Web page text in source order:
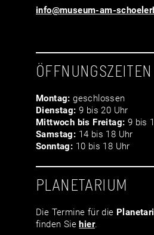
info@museum-am-
Montag: geschlossen
Dienstag: 9 bis 20 Uhr
Mittwoch bis Freitag: 9 bis
Samstag: 14 bis 18 Uhr
Sonntag: 10 bis 18 Uhr
PLANETARIUM
Die Termine für die
finden Siehier.